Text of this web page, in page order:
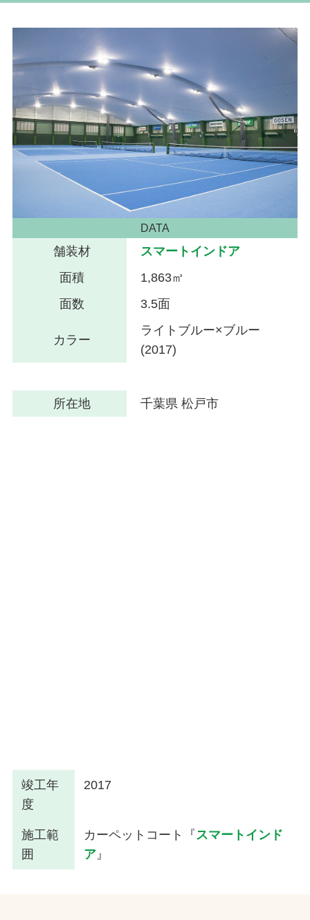
DATA
舗装材
スマートインドア
面積
1,863㎡
面数
3.5面
カラー
ライトブルー×ブルー
(2017)
所在地 千葉県 松戸市
竣工年
度
2017
施工範
囲
カーペットコート『 スマートインド
ア 』